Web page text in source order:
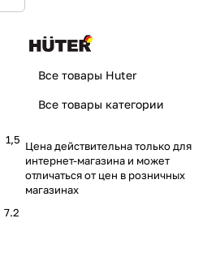
1,5
7.2
Все товары Huter
Все товары категории
Цена действительна только для
интернет-магазина и может
отличаться от цен в розничных
магазинах